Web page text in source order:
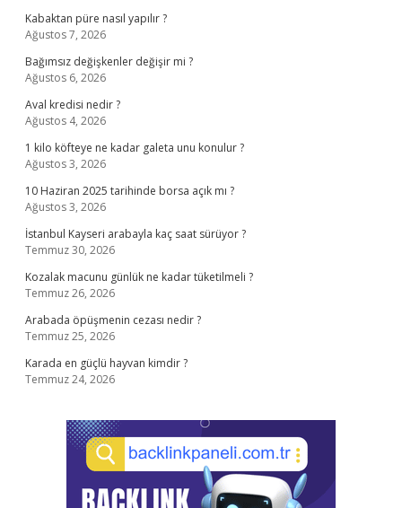
Kabaktan püre nasıl yapılır ?
Ağustos 7, 2026
Bağımsız değişkenler değişir mi ?
Ağustos 6, 2026
Aval kredisi nedir ?
Ağustos 4, 2026
1 kilo köfteye ne kadar galeta unu konulur ?
Ağustos 3, 2026
10 Haziran 2025 tarihinde borsa açık mı ?
Ağustos 3, 2026
İstanbul Kayseri arabayla kaç saat sürüyor ?
Temmuz 30, 2026
Kozalak macunu günlük ne kadar tüketilmeli ?
Temmuz 26, 2026
Arabada öpüşmenin cezası nedir ?
Temmuz 25, 2026
Karada en güçlü hayvan kimdir ?
Temmuz 24, 2026